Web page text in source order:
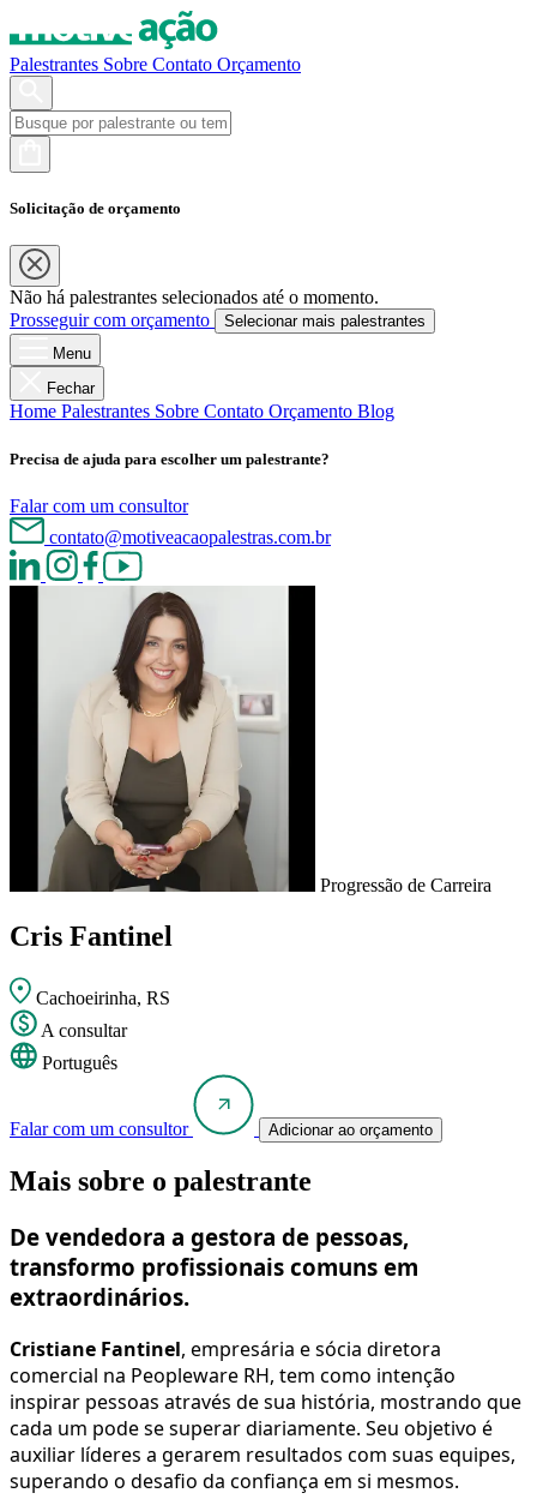
Palestrantes Sobre Contato Orçamento
Solicitação de orçamento
Não há palestrantes selecionados até o momento.
Prosseguir com orçamento
Selecionar mais palestrantes
Menu
Fechar
Home Palestrantes Sobre Contato Orçamento Blog
Precisa de ajuda para escolher um palestrante?
Falar com um consultor
contato@motiveacaopalestras.com.br
Progressão de Carreira
Cris Fantinel
Cachoeirinha, RS
A consultar
Português
Falar com um consultor Adicionar ao orçamento
Mais sobre o palestrante
De vendedora a gestora de pessoas,
transformo profissionais comuns em
extraordinários.
Cristiane Fantinel, empresária e sócia diretora
comercial na Peopleware RH, tem como intenção
inspirar pessoas através de sua história, mostrando que
cada um pode se superar diariamente. Seu objetivo é
auxiliar líderes a gerarem resultados com suas equipes,
superando o desafio da confiança em si mesmos.